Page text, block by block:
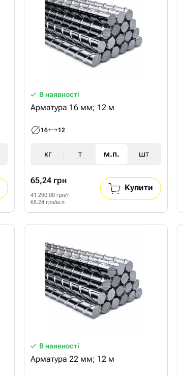
В наявності
Арматура 16 мм; 12 м
16 12
кг т м.п. шт
65,24 грн
41 290.00 грн/т
65.24 грн/м.п
Купити
В наявності
Арматура 22 мм; 12 м